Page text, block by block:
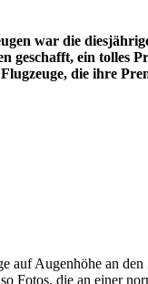
war die
geschafft, ein tolles
die ihre
Augenhöhe an
Fotos, die an einer